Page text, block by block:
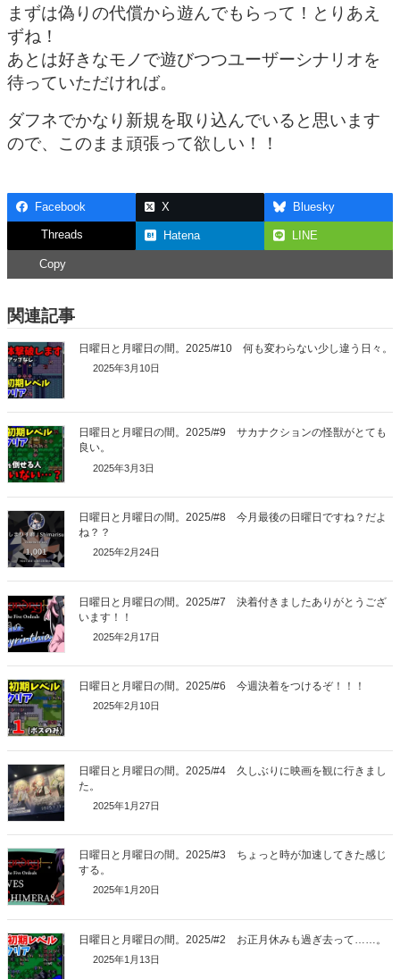
まずは偽りの代償から遊んでもらって！とりあえ
ずね！
あとは好きなモノで遊びつつユーザーシナリオを
待っていただければ。
ダフネでかなり新規を取り込んでいると思います
ので、このまま頑張って欲しい！！
Facebook X Bluesky
Threads Hatena LINE
Copy
関連記事
日曜日と月曜日の間。2025/#10 何も変わらない少し違う日々。
2025年3月10日
日曜日と月曜日の間。2025/#9 サカナクションの怪獣がとても
良い。
2025年3月3日
日曜日と月曜日の間。2025/#8 今月最後の日曜日ですね？だよ
ね？？
2025年2月24日
日曜日と月曜日の間。2025/#7 決着付きましたありがとうござ
います！！
2025年2月17日
日曜日と月曜日の間。2025/#6 今週決着をつけるぞ！！！
2025年2月10日
日曜日と月曜日の間。2025/#4 久しぶりに映画を観に行きまし
た。
2025年1月27日
日曜日と月曜日の間。2025/#3 ちょっと時が加速してきた感じ
する。
2025年1月20日
日曜日と月曜日の間。2025/#2 お正月休みも過ぎ去って……。
2025年1月13日